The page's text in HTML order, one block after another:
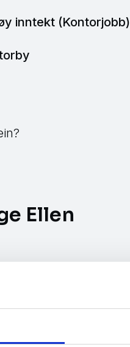
inntekt (Kontorjobb)
Ellen
Videregående skole